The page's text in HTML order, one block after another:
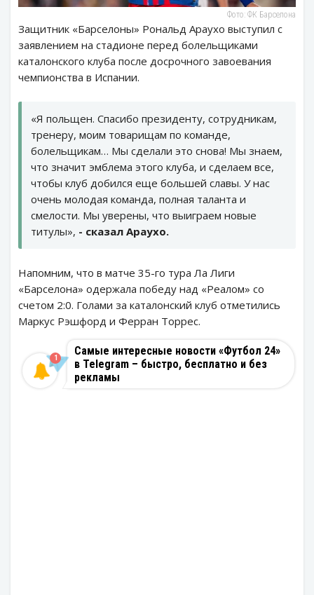
Фото: ФК Барселона
Защитник «Барселоны» Рональд Араухо выступил с
заявлением на стадионе перед болельщиками
каталонского клуба после досрочного завоевания
чемпионства в Испании.
«Я польщен. Спасибо президенту, сотрудникам,
тренеру, моим товарищам по команде,
болельщикам… Мы сделали это снова! Мы знаем,
что значит эмблема этого клуба, и сделаем все,
чтобы клуб добился еще большей славы. У нас
очень молодая команда, полная таланта и
смелости. Мы уверены, что выиграем новые
титулы», - сказал Араухо.
Напомним, что в матче 35-го тура Ла Лиги
«Барселона» одержала победу над «Реалом» со
счетом 2:0. Голами за каталонский клуб отметились
Маркус Рэшфорд и Ферран Торрес.
Самые интересные новости «Футбол 24»
в Telegram – быстро, бесплатно и без
рекламы
1